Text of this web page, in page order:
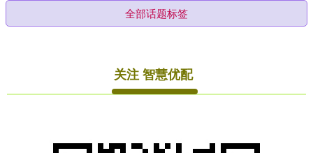
全部话题标签
关注 智慧优配